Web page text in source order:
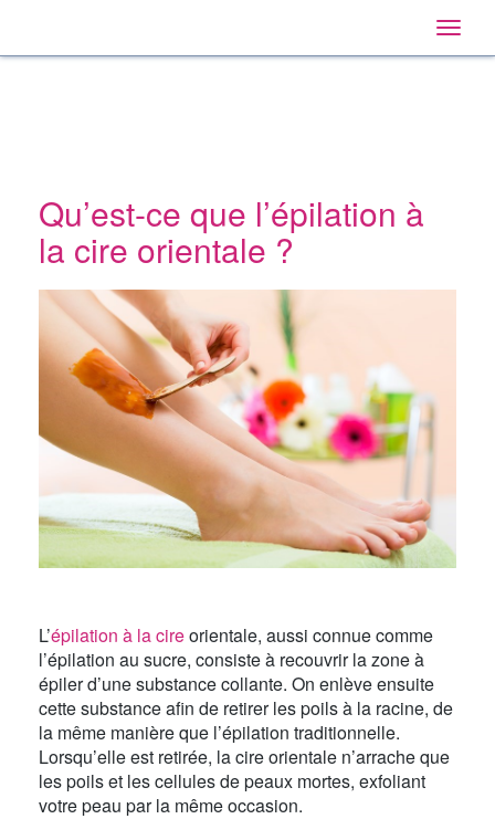
Primary
Toggle
Qu’est-ce que l’épilation à
la cire orientale ?
L’épilation à la cireorientale, aussi connue comme
l’épilation au sucre, consiste à recouvrir la zone à
épiler d’une substance collante. On enlève ensuite
cette substance afin de retirer les poils à la racine, de
la même manière que l’épilation traditionnelle.
Lorsqu’elle est retirée, la cire orientale n’arrache que
les poils et les cellules de peaux mortes, exfoliant
votre peau par la même occasion.